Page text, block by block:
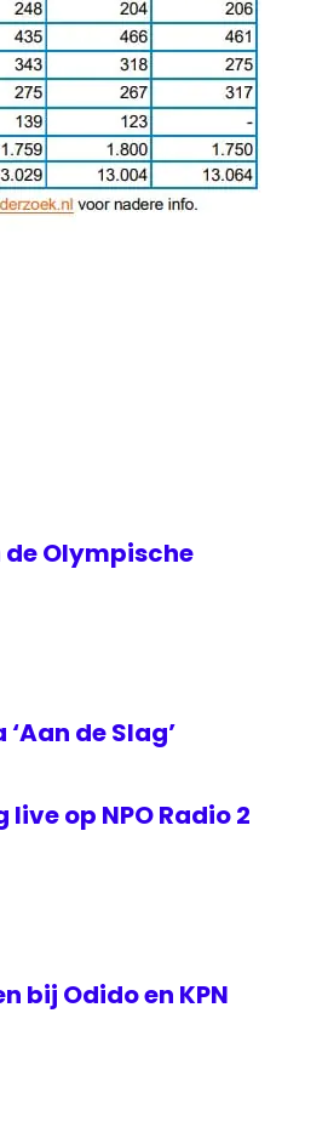
Olympische
de Slag’
op NPO Radio 2
bij Odido en KPN